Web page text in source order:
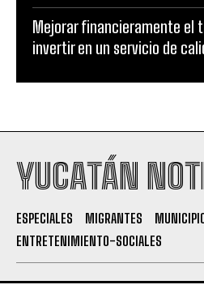
Mejorar financieramente el
invertir en un servicio de
YUCATÁN
ESPECIALES MIGRANTES
ENTRETENIMIENTO-SOCIALES